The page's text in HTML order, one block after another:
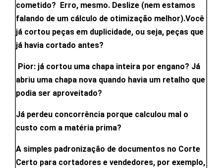
cometido? Erro, mesmo. Deslize (nem estamos
falando de um cálculo de otimização melhor).Você
já cortou peças em duplicidade, ou seja, peças que
já havia cortado antes?
Pior: já cortou uma chapa inteira por engano? Já
abriu uma chapa nova quando havia um retalho que
podia ser aproveitado?
Já perdeu concorrência porque calculou mal o
custo com a matéria prima?
A simples padronização de documentos no Corte
Certo para cortadores e vendedores, por exemplo,